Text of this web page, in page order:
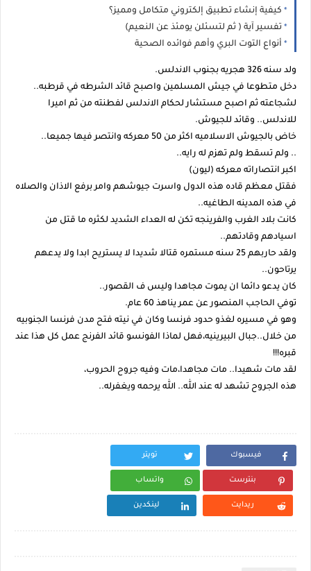
كيفية إنشاء تطبيق إلكتروني متكامل ومميز؟
تفسير آية ( ثم لتسئلن يومئذ عن النعيم)
أنواع التوت البري وأهم فوائده الصحية
ولد سنه 326 هجريه بجنوب الاندلس.
دخل متطوعا في جيش المسلمين واصبح قائد الشرطه في قرطبه..
لشجاعته ثم اصبح مستشار لحكام الاندلس لفطنته من ثم اميرا
للاندلس.. وقائد للجيوش.
خاض بالجيوش الاسلاميه اكثر من 50 معركه وانتصر فيها جميعا..
.. ولم تسقط ولم تهزم له رايه..
اكبر انتصاراته معركه (ليون)
فقتل معظم قاده هذه الدول واسرت جيوشهم وامر برفع الاذان والصلاه
في هذه المدينه الطاغيه..
كانت بلاد الغرب والفرينجه تكن له العداء الشديد لكثره ما قتل من
اسيادهم وقادتهم..
ولقد حاربهم 25 سنه مستمره قتالا شديدا لا يستريح ابدا ولا يدعهم
يرتاحون..
كان يدعو دائما ان يموت مجاهدا وليس ف القصور..
توفي الحاجب المنصور عن عمر يناهذ 60 عام.
وهو في مسيره لغذو حدود فرنسا وكان في نيته فتح مدن فرنسا الجنوبيه
من خلال..جبال البيرينيه،فهل لماذا الفونسو قائد الفرنج عمل كل هذا عند
قبره!!!
لقد مات شهيدا.. مات مجاهدا،مات وفيه جروح الحروب،
هذه الجروح تشهد له عند الله.. الله يرحمه ويغفرله..
فيسبوك تويتر
بنترست واتساب
ريدايت لينكدين